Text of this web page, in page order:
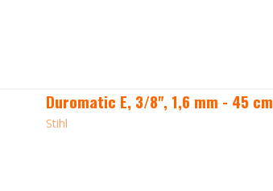
Duromatic E, 3/8", 1,6 mm - 45 cm
Stihl